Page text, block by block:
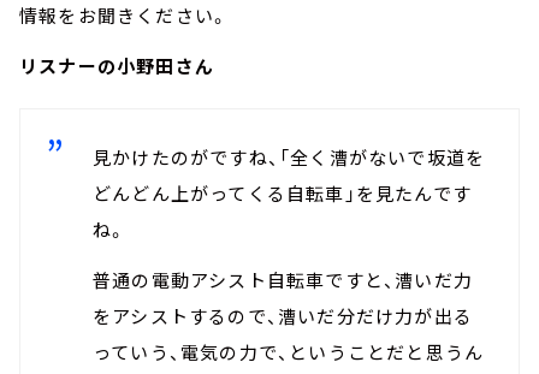
情報をお聞きください。
リスナーの小野田さん
見かけたのがですね、「全く漕がないで坂道を
どんどん上がってくる自転車」を見たんです
ね。
普通の電動アシスト自転車ですと、漕いだ力
をアシストするので、漕いだ分だけ力が出る
っていう、電気の力で、ということだと思うん